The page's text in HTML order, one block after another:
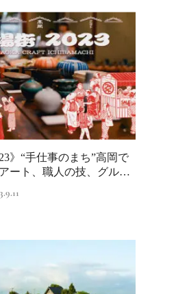
》“手仕事のまち”高岡で
ート、職人の技、グルメ